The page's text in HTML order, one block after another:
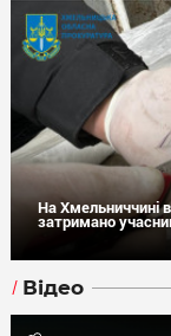
На Хмельниччині
затримано
Відео